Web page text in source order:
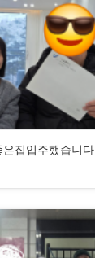
집입주했습니다